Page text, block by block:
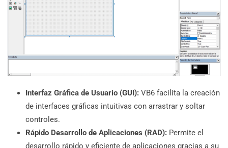
Interfaz Gráfica de Usuario (GUI): VB6 facilita la creación
de interfaces gráficas intuitivas con arrastrar y soltar
controles.
Rápido Desarrollo de Aplicaciones (RAD): Permite el
desarrollo rápido y eficiente de aplicaciones gracias a su